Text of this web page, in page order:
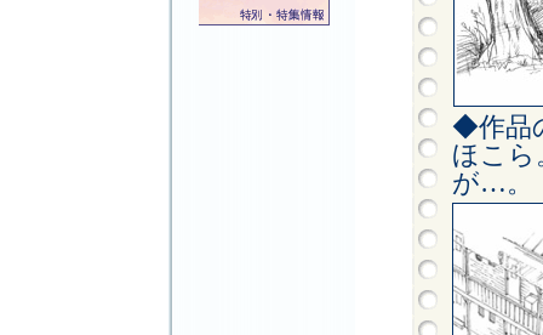
◆作品
ほこら
が…。